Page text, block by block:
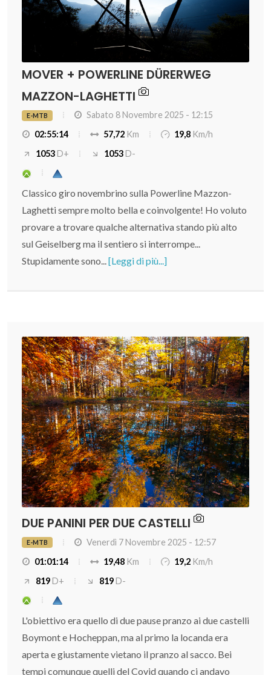
MOVER + POWERLINE DÜRERWEG
MAZZON-LAGHETTI
E-MTB
Sabato 8 Novembre 2025 - 12:15
02:55:14
57,72 Km 19,8 Km/h
1053D+ 1053D-
Classico giro novembrino sulla Powerline Mazzon-
Laghetti sempre molto bella e coinvolgente! Ho voluto
provare a trovare qualche alternativa stando più alto
sul Geiselberg ma il sentiero si interrompe...
Stupidamente sono...[Leggi di più...]
DUE PANINI PER DUE CASTELLI
E-MTB
Venerdì 7 Novembre 2025 - 12:57
01:01:14
19,48 Km 19,2 Km/h
819D+ 819D-
L'obiettivo era quello di due pause pranzo ai due castelli
Boymont e Hocheppan, ma al primo la locanda era
aperta e giustamente vietano il pranzo al sacco. Bei
tempi comunque quelli del Covid quando ci andavo